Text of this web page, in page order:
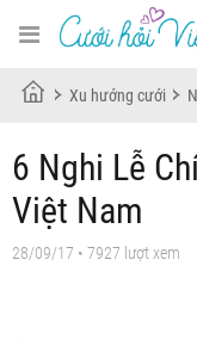
Xu hướng cưới
6 Nghi Lễ
Việt Nam
28/09/17 • 7927 lượt xem